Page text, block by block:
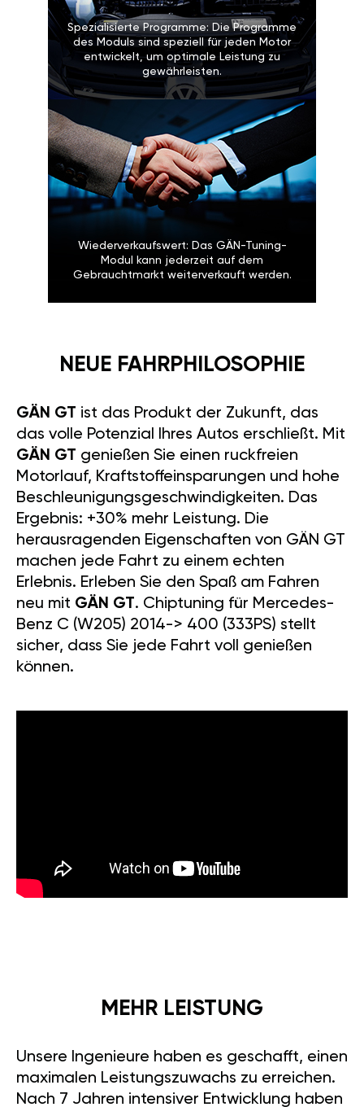
Spezialisierte Programme: Die Programme
des Moduls sind speziell für jeden Motor
entwickelt, um optimale Leistung zu
gewährleisten.
Wiederverkaufswert: Das GÄN-Tuning-
Modul kann jederzeit auf dem
Gebrauchtmarkt weiterverkauft werden.
NEUE FAHRPHILOSOPHIE
GÄN GT ist das Produkt der Zukunft, das
das volle Potenzial Ihres Autos erschließt. Mit
GÄN GT genießen Sie einen ruckfreien
Motorlauf, Kraftstoffeinsparungen und hohe
Beschleunigungsgeschwindigkeiten. Das
Ergebnis: +30% mehr Leistung. Die
herausragenden Eigenschaften von GÄN GT
machen jede Fahrt zu einem echten
Erlebnis. Erleben Sie den Spaß am Fahren
neu mit GÄN GT. Chiptuning für Mercedes-
Benz C (W205) 2014-> 400 (333PS) stellt
sicher, dass Sie jede Fahrt voll genießen
können.
MEHR LEISTUNG
Unsere Ingenieure haben es geschafft, einen
maximalen Leistungszuwachs zu erreichen.
Nach 7 Jahren intensiver Entwicklung haben